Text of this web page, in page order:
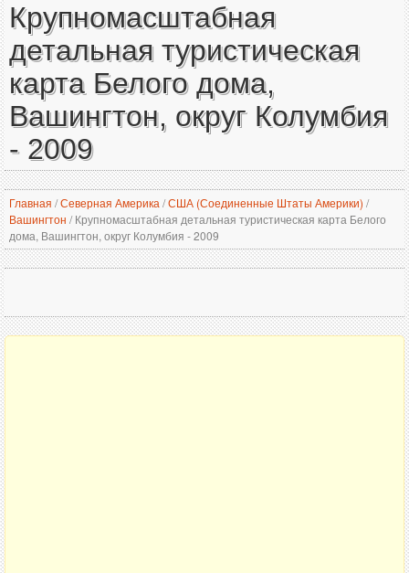
Крупномасштабная
детальная туристическая
карта Белого дома,
Вашингтон, округ Колумбия
- 2009
Главная /Северная Америка /США (Соединенные Штаты Америки) /
Вашингтон /Крупномасштабная детальная туристическая карта Белого
дома, Вашингтон, округ Колумбия - 2009